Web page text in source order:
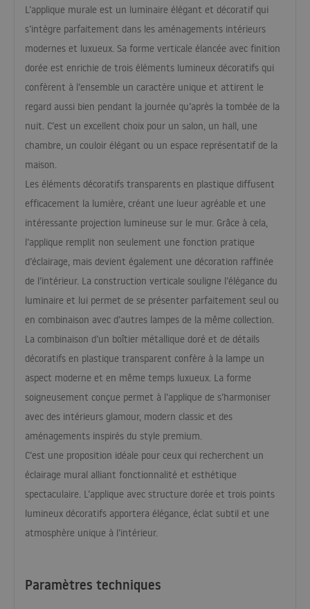
Paramètres techniques
L’applique murale est un luminaire élégant et décoratif qui
s’intègre parfaitement dans les aménagements intérieurs
modernes et luxueux. Sa forme verticale élancée avec finition
dorée est enrichie de trois éléments lumineux décoratifs qui
confèrent à l’ensemble un caractère unique et attirent le
regard aussi bien pendant la journée qu’après la tombée de la
nuit. C’est un excellent choix pour un salon, un hall, une
chambre, un couloir élégant ou un espace représentatif de la
maison.
Les éléments décoratifs transparents en plastique diffusent
efficacement la lumière, créant une lueur agréable et une
intéressante projection lumineuse sur le mur. Grâce à cela,
l’applique remplit non seulement une fonction pratique
d’éclairage, mais devient également une décoration raffinée
de l’intérieur. La construction verticale souligne l’élégance du
luminaire et lui permet de se présenter parfaitement seul ou
en combinaison avec d’autres lampes de la même collection.
La combinaison d’un boîtier métallique doré et de détails
décoratifs en plastique transparent confère à la lampe un
aspect moderne et en même temps luxueux. La forme
soigneusement conçue permet à l’applique de s’harmoniser
avec des intérieurs glamour, modern classic et des
aménagements inspirés du style premium.
C’est une proposition idéale pour ceux qui recherchent un
éclairage mural alliant fonctionnalité et esthétique
spectaculaire. L’applique avec structure dorée et trois points
lumineux décoratifs apportera élégance, éclat subtil et une
atmosphère unique à l’intérieur.